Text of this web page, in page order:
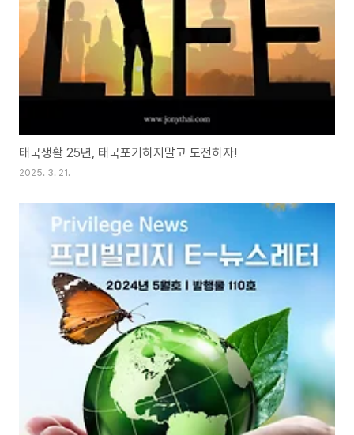
태국생활 25년, 태국포기하지말고 도전하자!
2025. 3. 21.